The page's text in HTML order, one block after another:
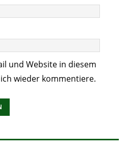
und Website in diesem
wieder kommentiere.